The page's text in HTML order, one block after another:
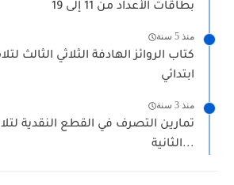
بطاقات الأعداد من 11 إلى 19
منذ 5 سنة
كتاب الروائز الهادفة الثلاثي الثالث
ابتدائي
منذ 3 سنة
تمارين التصرف في القطع النقدية
الثانية...